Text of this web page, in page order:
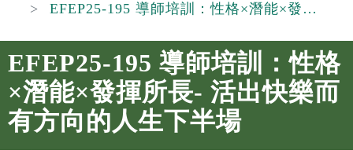
EFEP25-195 導師培訓：性格×潛能×發揮所長- 活出快樂而有方向的人生下半場
EFEP25-195 導師培訓：性格
×潛能×發揮所長- 活出快樂而
有方向的人生下半場